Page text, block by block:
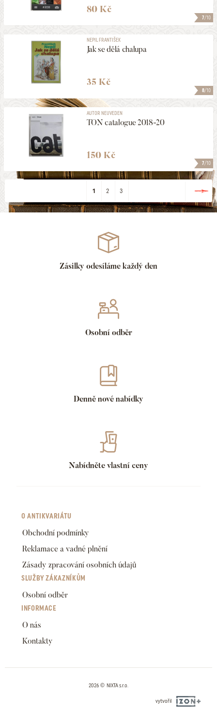
7/10
80 Kč
8/10
NEPIL FRANTIŠEK
Jak se dělá chalupa
35 Kč
7/10
AUTOR NEUVEDEN
TON catalogue 2018-20
150 Kč
1 2 3
Zásilky odesíláme každý den
Osobní odběr
Denně nové nabídky
Nabídněte vlastní ceny
O ANTIKVARIÁTU
Obchodní podmínky
Reklamace a vadné plnění
Zásady zpracování osobních údajů
SLUŽBY ZÁKAZNÍKŮM
Osobní odběr
INFORMACE
O nás
Kontakty
2026 © NIXTA s.r.o.
vytvořil